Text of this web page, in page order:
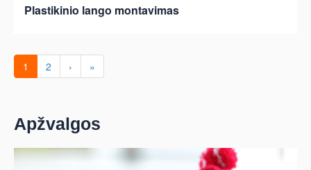
Plastikinio lango montavimas
1 2 › »
Apžvalgos